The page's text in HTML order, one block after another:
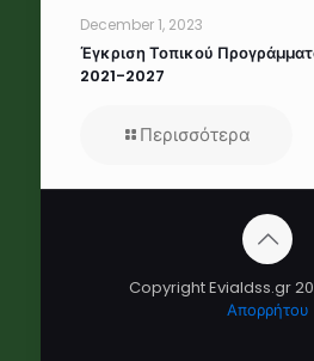
December 1, 2023
Έγκριση Τοπικού
2021-2027
Περισσότερα
Copyright Evialdss.gr
Απορρήτου